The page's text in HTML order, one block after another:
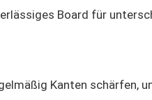
Board für
Kanten schärfen,